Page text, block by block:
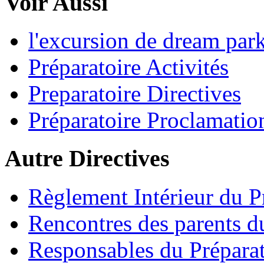
l'excursion de dream
Préparatoire Activités
Preparatoire Directives
Préparatoire
Autre Directives
Règlement Intérieur du
Rencontres des parents
Responsables du